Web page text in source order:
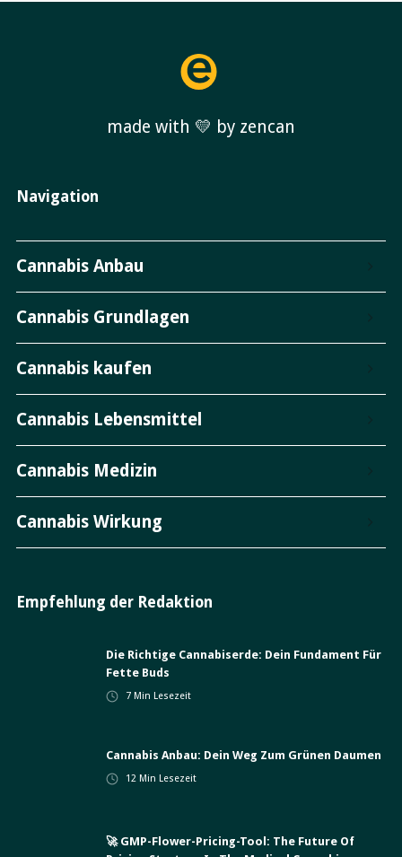
made with 💛 by zencan
Navigation
Cannabis Anbau
Cannabis Grundlagen
Cannabis kaufen
Cannabis Lebensmittel
Cannabis Medizin
Cannabis Wirkung
Empfehlung der Redaktion
Die Richtige Cannabiserde: Dein Fundament Für
Fette Buds
7 Min Lesezeit
Cannabis Anbau: Dein Weg Zum Grünen Daumen
12 Min Lesezeit
🚀 GMP-Flower-Pricing-Tool: The Future Of